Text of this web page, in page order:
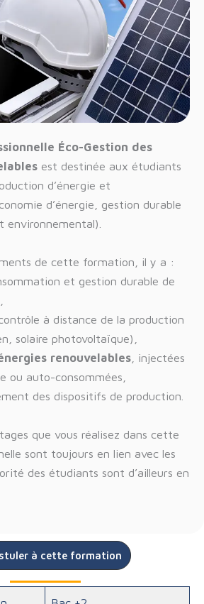
Éco-Gestion des
est destinée aux étudiants
d’énergie et
d’énergie, gestion durable
environnemental).
de cette formation, il y a :
et gestion durable de
à distance de la production
solaire photovoltaïque),
renouvelables , injectées
ou auto-consommées,
des dispositifs de production.
que vous réalisez dans cette
sont toujours en lien avec les
des étudiants sont d’ailleurs en
à cette formation